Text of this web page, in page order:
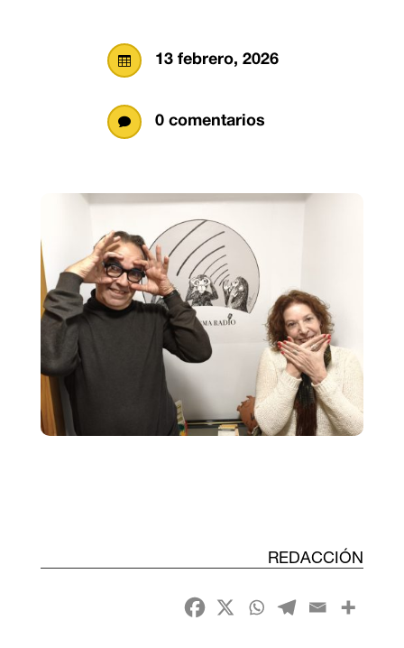
 13 febrero, 2026
 0 comentarios
REDACCIÓN